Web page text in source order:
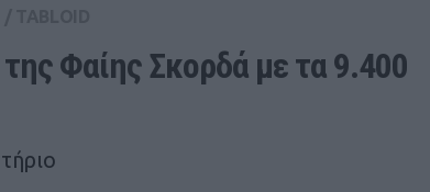
Φαίης Σκορδά με τα 9.400